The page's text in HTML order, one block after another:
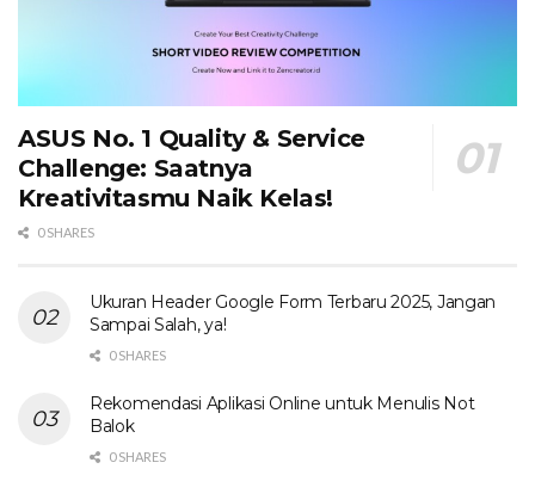
ASUS No. 1 Quality & Service
Challenge: Saatnya
Kreativitasmu Naik Kelas!
0 SHARES
Ukuran Header Google Form Terbaru 2025, Jangan
Sampai Salah, ya!
0 SHARES
Rekomendasi Aplikasi Online untuk Menulis Not
Balok
0 SHARES